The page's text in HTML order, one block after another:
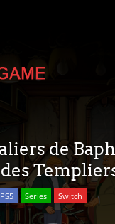
de
PS5 Series Switch